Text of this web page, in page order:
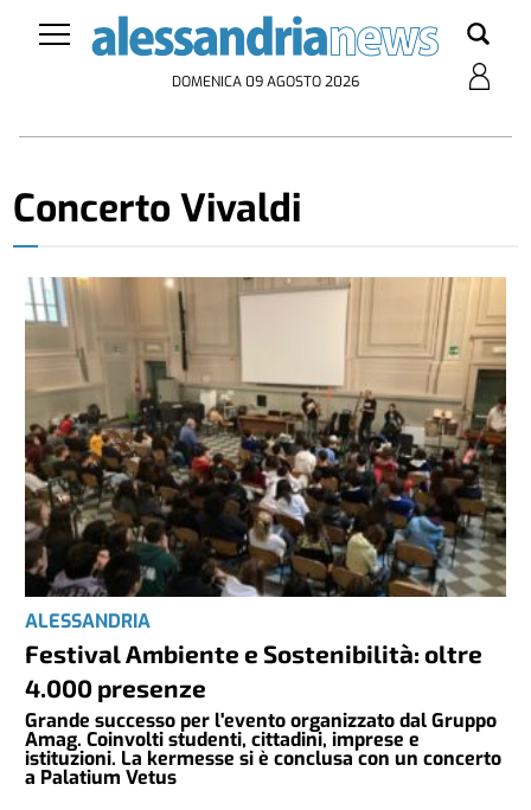
DOMENICA 09 AGOSTO 2026
Concerto Vivaldi
ALESSANDRIA
Festival Ambiente e Sostenibilità: oltre
4.000 presenze
Grande successo per l'evento organizzato dal Gruppo
Amag. Coinvolti studenti, cittadini, imprese e
istituzioni. La kermesse si è conclusa con un concerto
a Palatium Vetus